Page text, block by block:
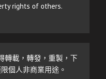
rights of others.
轉載，轉發，重製，下
個人非商業用途。